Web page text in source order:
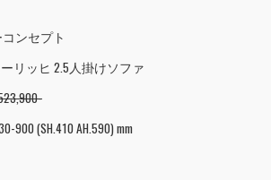
コンセプト
ーリッヒ 2.5人掛けソファ
900 (SH.410 AH.590) mm